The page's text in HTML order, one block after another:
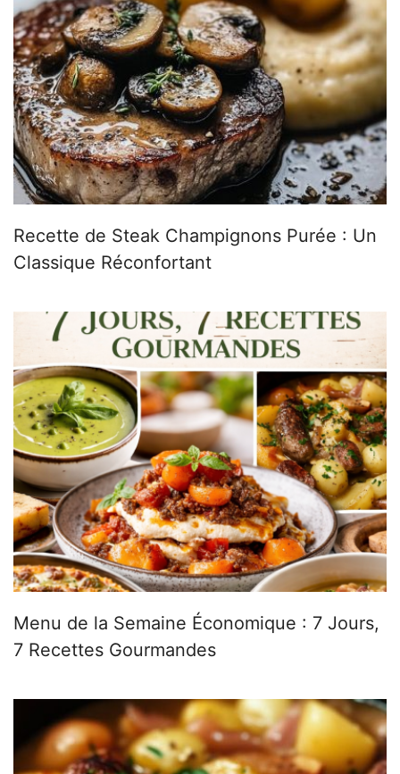
Recette de Steak Champignons Purée : Un
Classique Réconfortant
Menu de la Semaine Économique : 7 Jours,
7 Recettes Gourmandes